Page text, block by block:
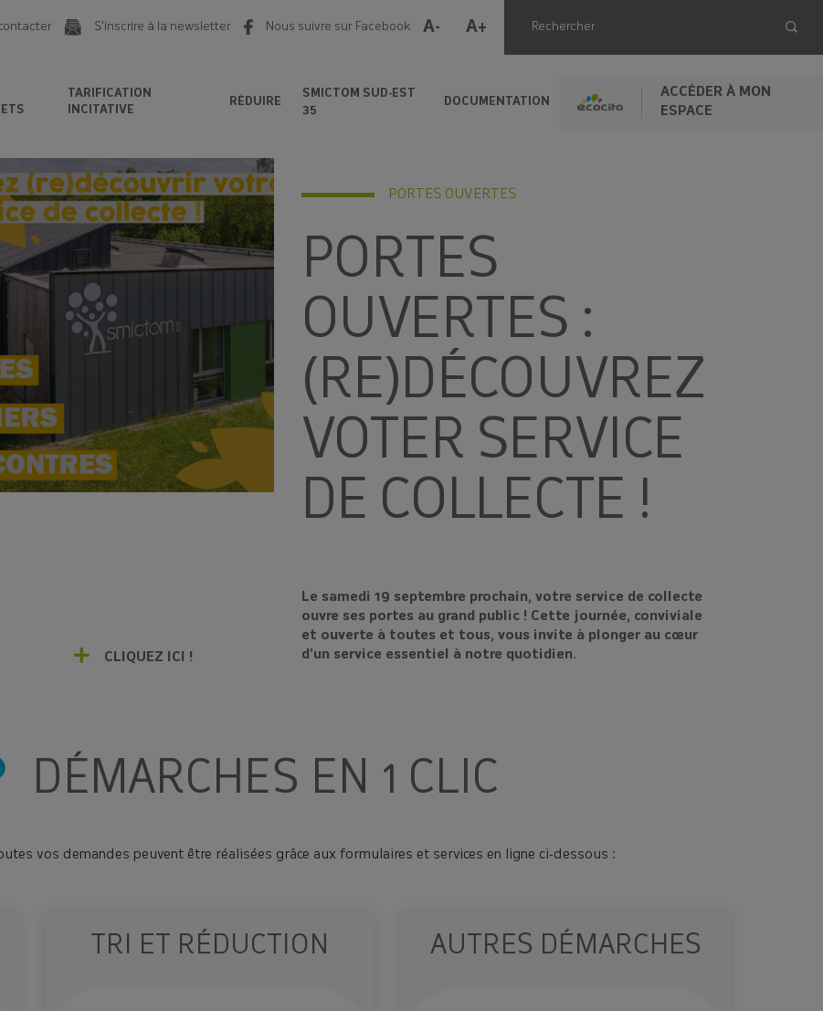
S'inscrire à la newsletter Nous suivre sur Facebook A- A+
TARIFICATION
INCITATIVE
RÉDUIRE
SMICTOM SUD-EST
35
DOCUMENTATION
ACCÉDER À MON
ESPACE
PORTES OUVERTES
PORTES
OUVERTES :
(RE)DÉCOUVREZ
VOTER SERVICE
DE COLLECTE !
Le samedi 19 septembre prochain, votre service de collecte
ouvre ses portes au grand public ! Cette journée, conviviale
et ouverte à toutes et tous, vous invite à plonger au cœur
d’un service essentiel à notre quotidien.
CLIQUEZ ICI !
DÉMARCHES EN 1 CLIC
vos demandes peuvent être réalisées grâce aux formulaires et services en ligne ci-dessous :
TRI ET RÉDUCTION AUTRES DÉMARCHES